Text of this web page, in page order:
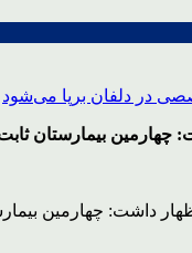
چهارمین